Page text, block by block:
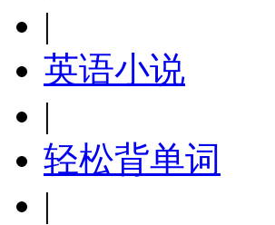
|
英语小说
|
轻松背单词
|